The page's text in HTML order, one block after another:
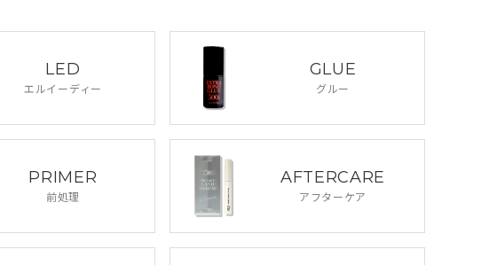
LED
エルイーディー
GLUE
グルー
PRIMER
前処理
AFTERCARE
アフターケア